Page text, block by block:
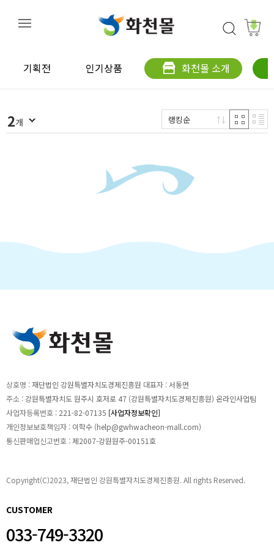
기획전 인기상품 화천몰 소개
2개 랭킹순
상호명 :재단법인 강원특별자치도경제진흥원 대표자 :서동면
주소 :강원특별자치도 원주시 호저로 47 (강원특별자치도경제진흥원) 온라인사업팀
사업자등록번호 : 221-82-07135 [사업자정보확인]
개인정보보호책임자 : 이학수 (help@gwhwacheon-mall.com)
통신판매업신고번호 :제2007-강원원주-00151호
Copyright(C)2023, 재단법인 강원특별자치도경제진흥원. All rights Reserved.
CUSTOMER
033-749-3320